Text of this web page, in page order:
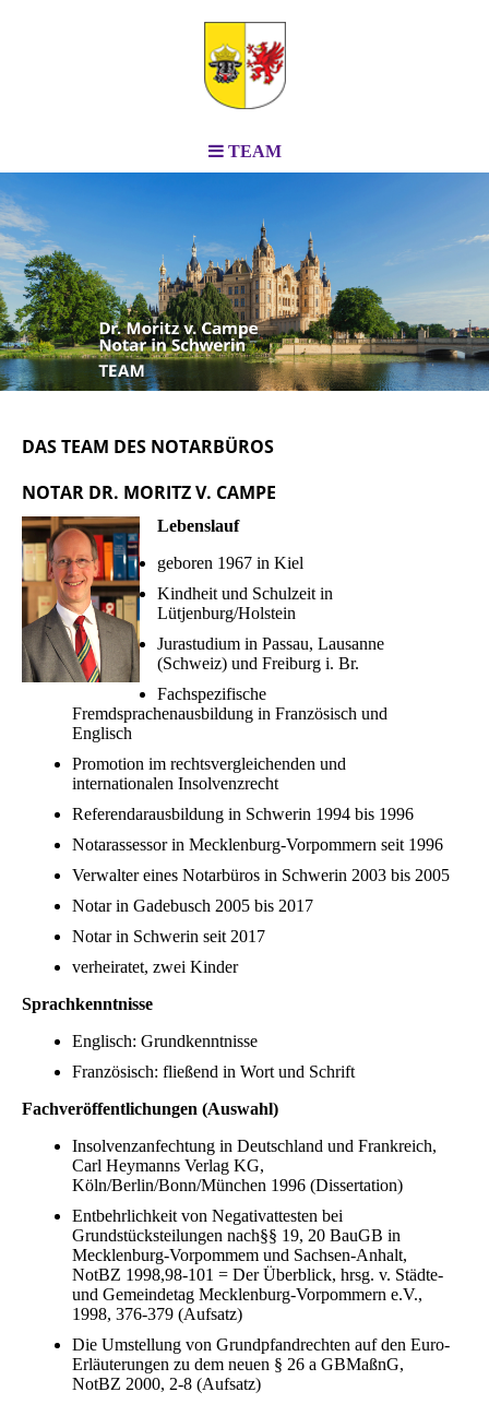
TEAM
DAS TEAM DES NOTARBÜROS
NOTAR DR. MORITZ V. CAMPE
Lebenslauf
geboren 1967 in Kiel
Kindheit und Schulzeit in
Lütjenburg/Holstein
Jurastudium in Passau, Lausanne
(Schweiz) und Freiburg i. Br.
Fachspezifische
Fremdsprachenausbildung in Französisch und
Englisch
Promotion im rechtsvergleichenden und
internationalen Insolvenzrecht
Referendarausbildung in Schwerin 1994 bis 1996
Notarassessor in Mecklenburg-Vorpommern seit 1996
Verwalter eines Notarbüros in Schwerin 2003 bis 2005
Notar in Gadebusch 2005 bis 2017
Notar in Schwerin seit 2017
verheiratet, zwei Kinder
Sprachkenntnisse
Englisch: Grundkenntnisse
Französisch: fließend in Wort und Schrift
Fachveröffentlichungen (Auswahl)
Insolvenzanfechtung in Deutschland und Frankreich,
Carl Heymanns Verlag KG,
Köln/Berlin/Bonn/München 1996 (Dissertation)
Entbehrlichkeit von Negativattesten bei
Grundstücksteilungen nach§§ 19, 20 BauGB in
Mecklenburg-Vorpommem und Sachsen-Anhalt,
NotBZ 1998,98-101 = Der Überblick, hrsg. v. Städte-
und Gemeinde­tag Mecklenburg-Vorpommern e.V.,
1998, 376-379 (Aufsatz)
Die Umstellung von Grundpfandrechten auf den Euro-
Erläuterungen zu dem neuen § 26 a GBMaßnG,
NotBZ 2000, 2-8 (Aufsatz)